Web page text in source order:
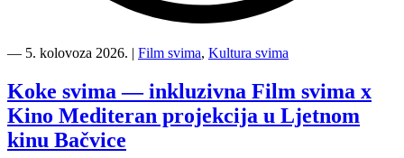
Mediteran
Film
svima
nastavljaju
inkluzivnu
turneju
― 5. kolovoza 2026. | Film svima, Kultura svima
Koke svima — inkluzivna Film svima x
Kino Mediteran projekcija u Ljetnom
kinu Bačvice